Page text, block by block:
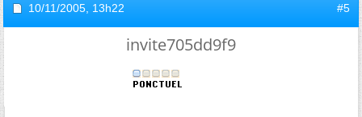
10/11/2005, 13h22 #5
invite705dd9f9